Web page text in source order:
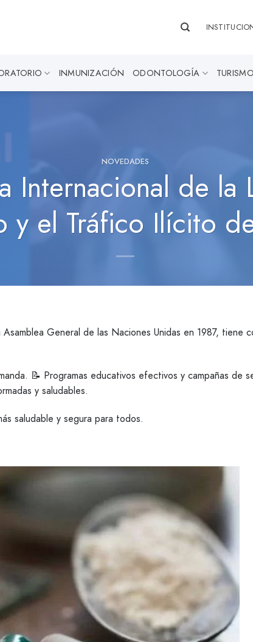
INMUNIZACIÓN ODONTOLOGÍA
NOVEDADES
de la
y el Tráfico Ilícito
General de las Naciones Unidas en 1987,
📝 Programas educativos efectivos y campañas de
y saludables.
saludable y segura para todos.